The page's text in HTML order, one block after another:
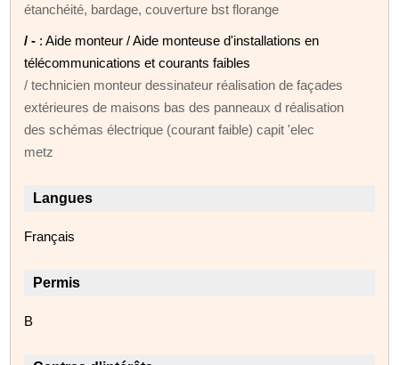
étanchéité, bardage, couverture bst florange
/ - : Aide monteur / Aide monteuse d'installations en
télécommunications et courants faibles
/ technicien monteur dessinateur réalisation de façades
extérieures de maisons bas des panneaux d réalisation
des schémas électrique (courant faible) capit 'elec
metz
Langues
Français
Permis
B